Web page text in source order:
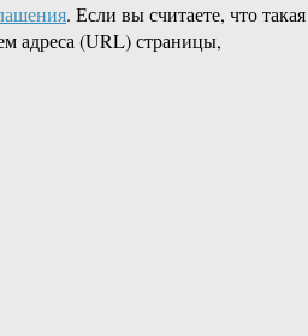
. Если вы считаете, что такая
адреса (URL) страницы,